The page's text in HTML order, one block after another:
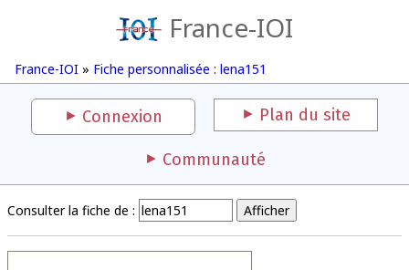
France-IOI
France-IOI » Fiche personnalisée : lena151
Connexion Plan du site
Communauté
Consulter la fiche de :